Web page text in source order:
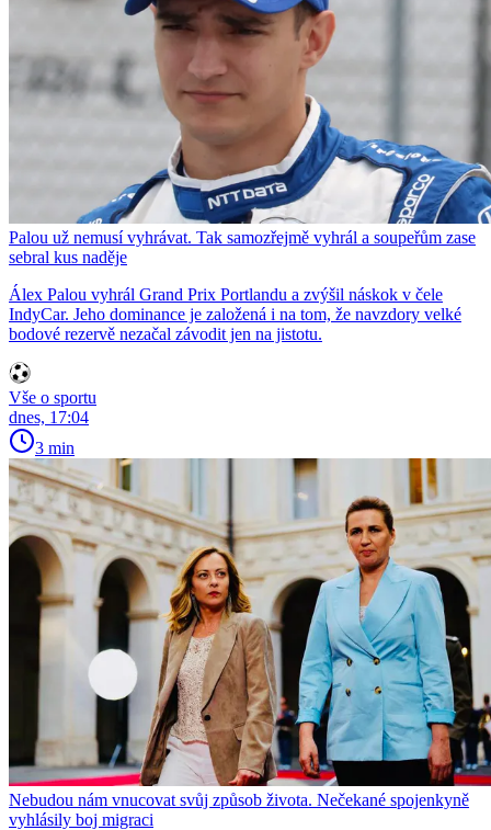
Palou už nemusí vyhrávat. Tak samozřejmě vyhrál a soupeřům zase
sebral kus naděje
Álex Palou vyhrál Grand Prix Portlandu a zvýšil náskok v čele
IndyCar. Jeho dominance je založená i na tom, že navzdory velké
bodové rezervě nezačal závodit jen na jistotu.
Vše o sportu
dnes, 17:04
3 min
Nebudou nám vnucovat svůj způsob života. Nečekané spojenkyně
vyhlásily boj migraci